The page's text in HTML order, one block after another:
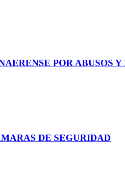
POR ABUSOS
DE SEGURIDAD